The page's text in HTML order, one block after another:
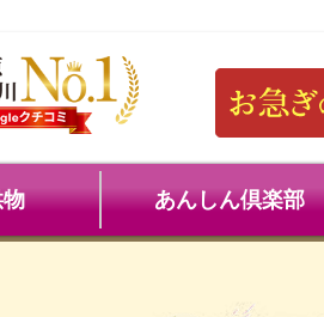
あんしん倶楽部